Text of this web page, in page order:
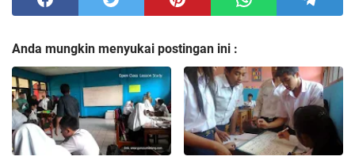
Anda mungkin menyukai postingan ini :